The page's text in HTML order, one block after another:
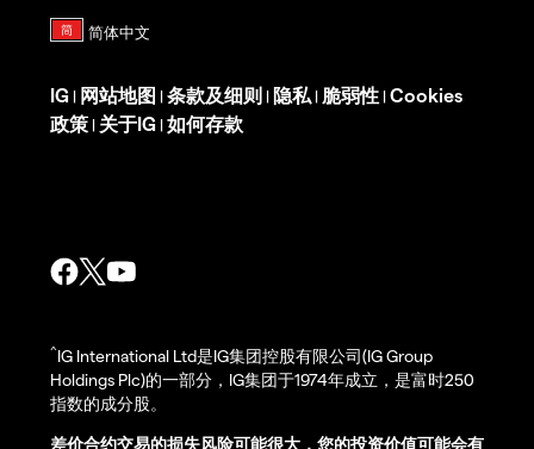
IG | 网站地图 | 条款及细则 | 隐私 | 脆弱性 | Cookies
政策 | 关于IG | 如何存款
^IG International Ltd是IG集团控股有限公司(IG Group
Holdings Plc)的一部分，IG集团于1974年成立，是富时250
指数的成分股。
差价合约交易的损失风险可能很大，您的投资价值可能会有